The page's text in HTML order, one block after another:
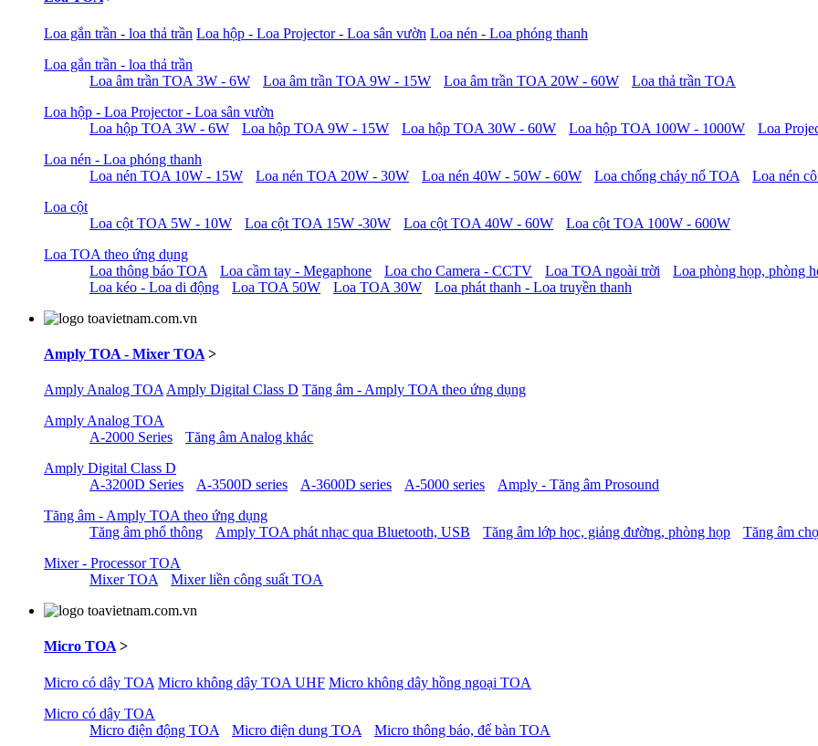
Loa gắn trần - loa thả trần Loa hộp - Loa Projector - Loa sân vườn Loa nén - Loa phóng thanh
Loa gắn trần - loa thả trần
Loa âm trần TOA 3W - 6W
Loa âm trần TOA 9W - 15W Loa âm trần TOA 20W - 60W
Loa thả trần TOA
Loa hộp - Loa Projector - Loa sân vườn
Loa hộp TOA 3W - 6W
Loa hộp TOA 9W - 15W Loa hộp TOA 30W - 60W Loa hộp TOA 100W - 1000W Loa
Loa nén - Loa phóng thanh
Loa nén TOA 10W - 15W
Loa nén TOA 20W - 30W Loa nén 40W - 50W - 60W Loa chống cháy nổ TOA
Loa nén
Loa cột
Loa cột TOA 5W - 10W
Loa cột TOA 15W -30W Loa cột TOA 40W - 60W
Loa cột TOA 100W - 600W
Loa TOA theo ứng dụng
Loa thông báo TOA
Loa cầm tay - Megaphone Loa cho Camera - CCTV Loa TOA ngoài trời Loa phòng họp, phòng
Loa kéo - Loa di động
Loa TOA 50W Loa TOA 30W Loa phát thanh - Loa truyền thanh
Amply TOA - Mixer TOA >
Amply Analog TOA Amply Digital Class D Tăng âm - Amply TOA theo ứng dụng
Amply Analog TOA
A-2000 Series
Tăng âm Analog khác
Amply Digital Class D
A-3200D Series
A-3500D series A-3600D series A-5000 series
Amply - Tăng âm Prosound
Tăng âm - Amply TOA theo ứng dụng
Tăng âm phổ thông
Amply TOA phát nhạc qua Bluetooth, USB Tăng âm lớp học, giảng đường, phòng họp Tăng âm
Mixer - Processor TOA
Mixer TOA
Mixer liền công suất TOA
Micro TOA >
Micro có dây TOA Micro không dây TOA UHF Micro không dây hồng ngoại TOA
Micro có dây TOA
Micro điện động TOA
Micro điện dung TOA
Micro thông báo, để bàn TOA